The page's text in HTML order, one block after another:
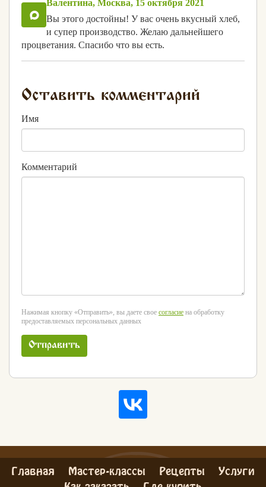
Валентина, Москва, 15 октября 2021
Вы этого достойны! У вас очень вкусный хлеб,
и супер производство. Желаю дальнейшего
процветания. Спасибо что вы есть.
Оставить комментарий
Имя
Комментарий
Нажимая кнопку «Отправить», вы даете свое согласие на обработку
предоставляемых персональных данных
Отправить
Главная Мастер-классы Рецепты Услуги
Как заказать Где купить